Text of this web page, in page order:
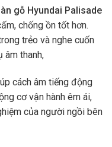
gỗ Hyundai Palisade
chống ồn tốt hơn.
trẻo và nghe cuốn
âm thanh,
cách âm tiếng động
cơ vận hành êm ái,
của người ngồi bên